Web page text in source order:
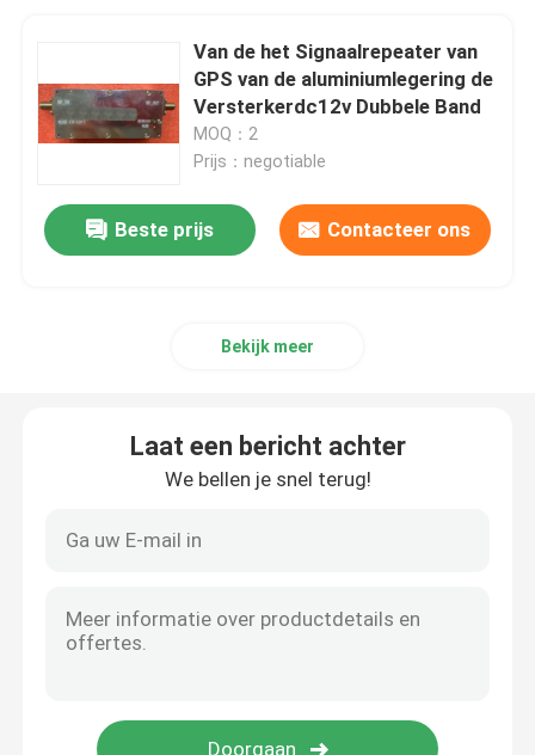
Van de het Signaalrepeater van
GPS van de aluminiumlegering de
Versterkerdc12v Dubbele Band
MOQ：2
Prijs：negotiable
Beste prijs Contacteer ons
Bekijk meer
Laat een bericht achter
We bellen je snel terug!